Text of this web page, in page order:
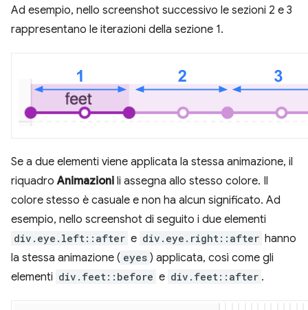
Ad esempio, nello screenshot successivo le sezioni 2 e 3
rappresentano le iterazioni della sezione 1.
Se a due elementi viene applicata la stessa animazione, il
riquadroAnimazioni li assegna allo stesso colore. Il
colore stesso è casuale e non ha alcun significato. Ad
esempio, nello screenshot di seguito i due elementi
div.eye.left::after e div.eye.right::after hanno
la stessa animazione ( eyes ) applicata, così come gli
elementi div.feet::before e div.feet::after .